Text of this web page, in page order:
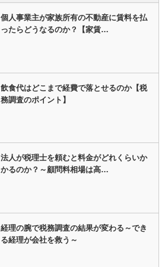
個人事業主が家族所有の不動産に賃料を払
ったらどうなるのか？【家賃…
飲食代はどこまで経費で落とせるのか【税
務調査のポイント】
法人が税理士を頼むと料金がどれくらいか
かるのか？～顧問料相場は高…
経理の腕で税務調査の結果が変わる～でき
る経理が会社を救う～